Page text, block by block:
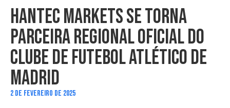
HANTEC MARKETS SE TORNA
PARCEIRA REGIONAL OFICIAL DO
CLUBE DE FUTEBOL ATLÉTICO DE
MADRID
2 DE FEVEREIRO DE 2025